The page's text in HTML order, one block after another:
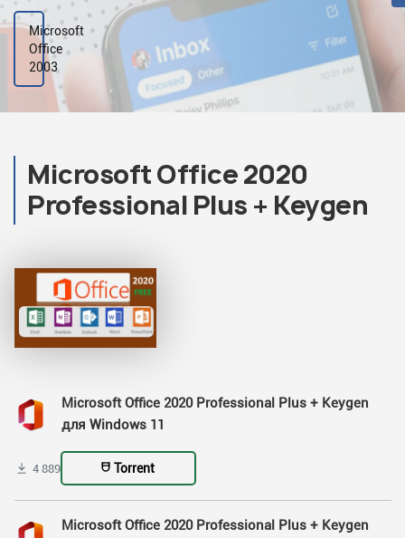
Microsoft
Office
2003
Microsoft Office 2020
Professional Plus + Keygen
Microsoft Office 2020 Professional Plus + Keygen
для Windows 11
4 889 Torrent
Microsoft Office 2020 Professional Plus + Keygen